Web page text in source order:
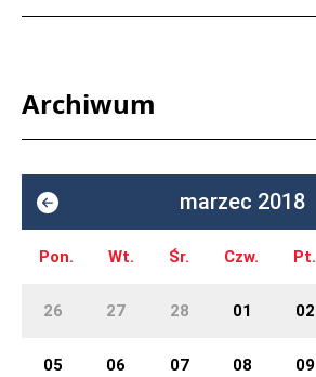
Archiwum
marzec 2018
Pon. Wt. Śr. Czw. Pt.
26 27 28 01 02
05 06 07 08 09